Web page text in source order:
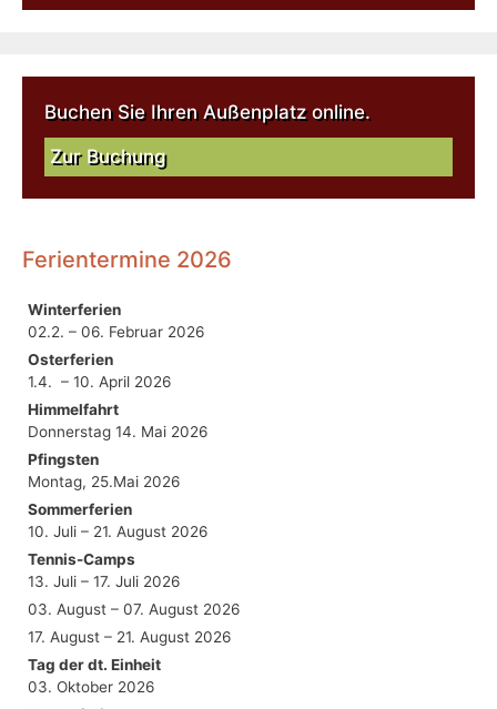
Buchen Sie Ihren Außenplatz online.
Zur Buchung
Ferientermine 2026
Winterferien
02.2. – 06. Februar 2026
Osterferien
1.4. – 10. April 2026
Himmelfahrt
Donnerstag 14. Mai 2026
Pfingsten
Montag, 25.Mai 2026
Sommerferien
10. Juli – 21. August 2026
Tennis-Camps
13. Juli – 17. Juli 2026
03. August – 07. August 2026
17. August – 21. August 2026
Tag der dt. Einheit
03. Oktober 2026